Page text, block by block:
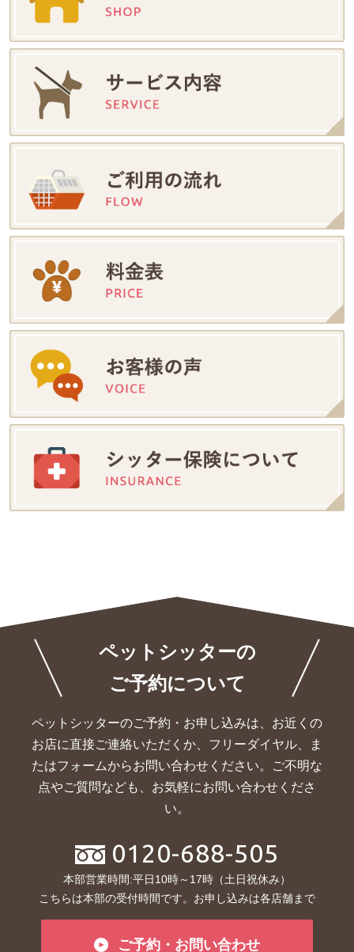
ペットシッターの
ご予約について
ペットシッターのご予約・お申し込みは、お近くの
お店に直接ご連絡いただくか、 フリーダイヤル、ま
たはフォームからお問い合わせください。ご不明な
点やご質問なども、お気軽にお問い合わせくださ
い。
0120-688-505
本部営業時間:平日10時～17時（土日祝休み）
こちらは本部の受付時間です。お申し込みは各店舗まで
ご予約・お問い合わせ